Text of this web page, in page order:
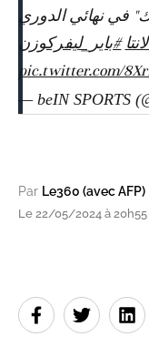
في نهائي الدوري
#باير_ليفركوزن
pic.twitter.com/
— beIN SPORTS
Par Le360 (avec AFP)
Le 22/05/2024 à 20h55